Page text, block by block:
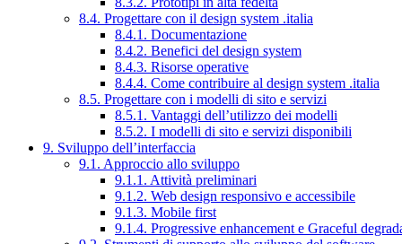
8.4. Progettare con il design system .italia
8.4.1. Documentazione
8.4.2. Benefici del design system
8.4.3. Risorse operative
8.4.4. Come contribuire al design system .italia
8.5. Progettare con i modelli di sito e servizi
8.5.1. Vantaggi dell’utilizzo dei modelli
8.5.2. I modelli di sito e servizi disponibili
9. Sviluppo dell’interfaccia
9.1. Approccio allo sviluppo
9.1.1. Attività preliminari
9.1.2. Web design responsivo e accessibile
9.1.3. Mobile first
9.1.4. Progressive enhancement e Graceful